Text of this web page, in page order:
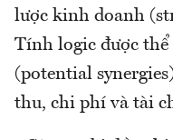
lược kinh doanh
Tính logic được
(potential
thu, chi phí và tài